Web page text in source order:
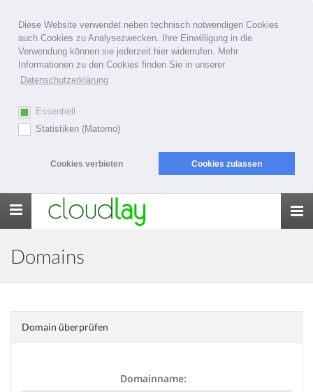
Diese Website verwendet neben technisch notwendigen Cookies
auch Cookies zu Analysezwecken. Ihre Einwilligung in die
Verwendung können sie jederzeit hier widerrufen. Mehr
Informationen zu den Cookies finden Sie in unserer
Datenschutzerklärung
Essentiell
Statistiken (Matomo)
Cookies verbieten Cookies zulassen
Toggle
navigation
Domains
Domain überprüfen
Domainname: